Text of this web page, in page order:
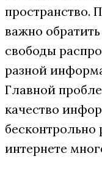
пространство.
важно
свободы
разной
Главной
качество
бесконтрольно
интернете